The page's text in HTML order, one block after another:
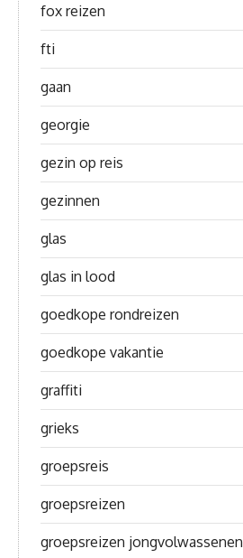
fox reizen
fti
gaan
georgie
gezin op reis
gezinnen
glas
glas in lood
goedkope rondreizen
goedkope vakantie
graffiti
grieks
groepsreis
groepsreizen
groepsreizen jongvolwassenen